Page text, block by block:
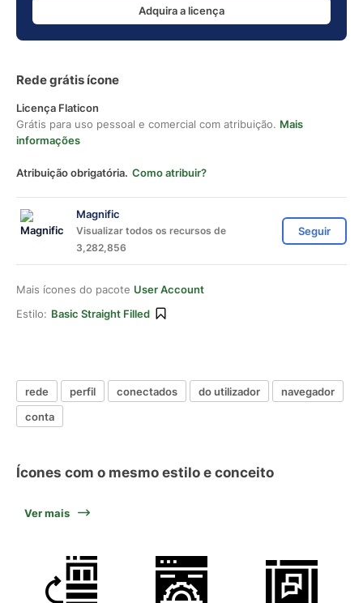
Adquira a licença
Rede grátis ícone
Licença Flaticon
Grátis para uso pessoal e comercial com atribuição. Mais
informações
Atribuição obrigatória. Como atribuir?
Magnific
Visualizar todos os recursos de
3,282,856
Seguir
Mais ícones do pacote User Account
Estilo: Basic Straight Filled
rede perfil conectados do utilizador
navegador
conta
Ícones com o mesmo estilo e conceito
Ver mais